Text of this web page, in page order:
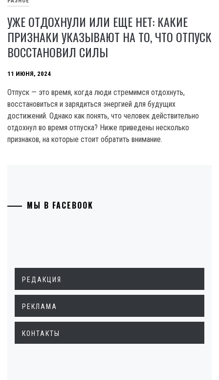
УЖЕ ОТДОХНУЛИ ИЛИ ЕЩЕ НЕТ: КАКИЕ
ПРИЗНАКИ УКАЗЫВАЮТ НА ТО, ЧТО ОТПУСК
ВОССТАНОВИЛ СИЛЫ
11 ИЮНЯ, 2024
Отпуск — это время, когда люди стремимся отдохнуть,
восстановиться и зарядиться энергией для будущих
достижений. Однако как понять, что человек действительно
отдохнул во время отпуска? Ниже приведены несколько
признаков, на которые стоит обратить внимание.
МЫ В FACEBOOK
РЕДАКЦИЯ
РЕКЛАМА
КОНТАКТЫ